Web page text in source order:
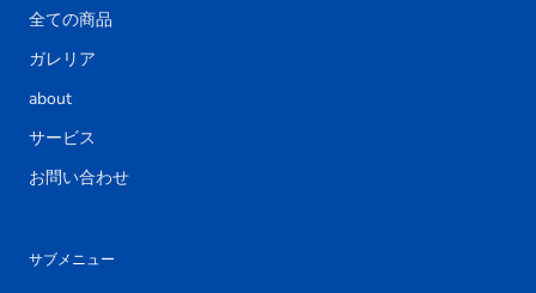
全ての商品
ガレリア
about
サービス
お問い合わせ
サブメニュー